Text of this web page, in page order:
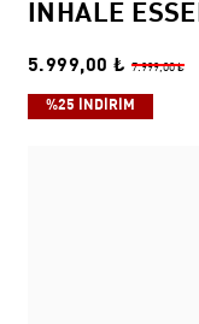
INHALE
5.999,00 ₺ 7.999,00 ₺
%25 İNDİRİM